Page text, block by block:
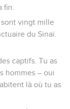
fin.
sont vingt mille
du Sinaï.
captifs. Tu as
hommes – oui
là où tu as